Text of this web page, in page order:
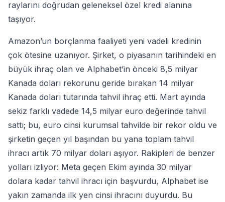
raylarını doğrudan geleneksel özel kredi alanına
taşıyor.
Amazon’un borçlanma faaliyeti yeni vadeli kredinin
çok ötesine uzanıyor. Şirket, o piyasanın tarihindeki en
büyük ihraç olan ve Alphabet’in önceki 8,5 milyar
Kanada doları rekorunu geride bırakan 14 milyar
Kanada doları tutarında tahvil ihraç etti. Mart ayında
sekiz farklı vadede 14,5 milyar euro değerinde tahvil
sattı; bu, euro cinsi kurumsal tahvilde bir rekor oldu ve
şirketin geçen yıl başından bu yana toplam tahvil
ihracı artık 70 milyar doları aşıyor. Rakipleri de benzer
yolları izliyor: Meta geçen Ekim ayında 30 milyar
dolara kadar tahvil ihracı için başvurdu, Alphabet ise
yakın zamanda ilk yen cinsi ihracını duyurdu. Bu